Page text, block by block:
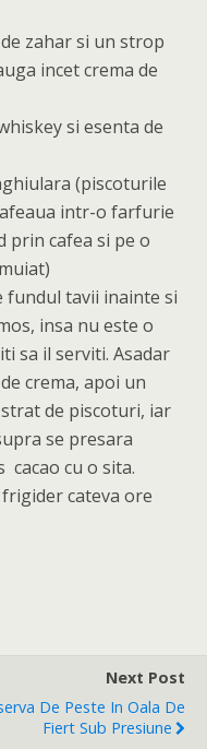
zahar si un strop
incet crema de
si esenta de
(piscoturile
intr-o farfurie
prin cafea si pe o
fundul tavii inainte si
insa nu este o
sa il serviti. Asadar
crema, apoi un
de piscoturi, iar
se presara
cacao cu o sita.
cateva ore
Next Post
De Peste In Oala De
Fiert Sub Presiune